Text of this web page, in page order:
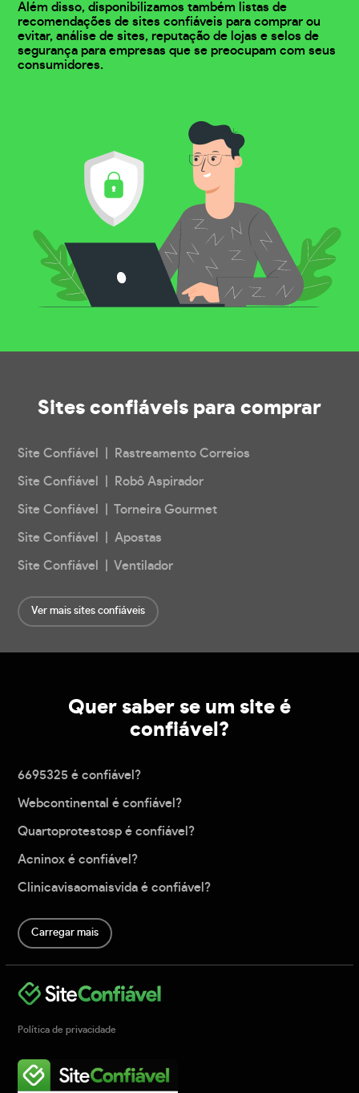
Além disso, disponibilizamos também listas de
recomendações de sites confiáveis para comprar ou
evitar, análise de sites, reputação de lojas e selos de
segurança para empresas que se preocupam com seus
consumidores.
Sites confiáveis para comprar
Site Confiável | Rastreamento Correios
Site Confiável | Robô Aspirador
Site Confiável | Torneira Gourmet
Site Confiável | Apostas
Site Confiável | Ventilador
Ver mais sites confiáveis
Quer saber se um site é
confiável?
6695325 é confiável?
Webcontinental é confiável?
Quartoprotestosp é confiável?
Acninox é confiável?
Clinicavisaomaisvida é confiável?
Carregar mais
Política de privacidade